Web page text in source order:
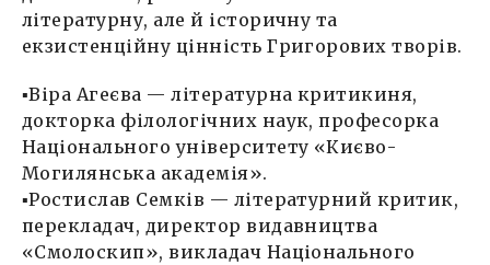
літературну, але й історичну та
екзистенційну цінність Григорових творів.
▪️Віра Агеєва — літературна критикиня,
докторка філологічних наук, професорка
Національного університету «Києво-
Могилянська академія».
▪️Ростислав Семків — літературний критик,
перекладач, директор видавництва
«Смолоскип», викладач Національного